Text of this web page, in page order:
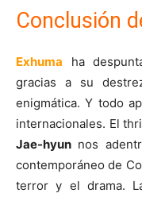
Conclusión
Exhuma ha
gracias a su
enigmática. Y todo
internacionales. El
Jae-hyun nos
contemporáneo de
terror y el drama.